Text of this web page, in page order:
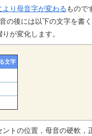
より母音字が変わるもので
の後には以下の文字を書
りが変化します。
文字
ントの位置，母音の硬軟，